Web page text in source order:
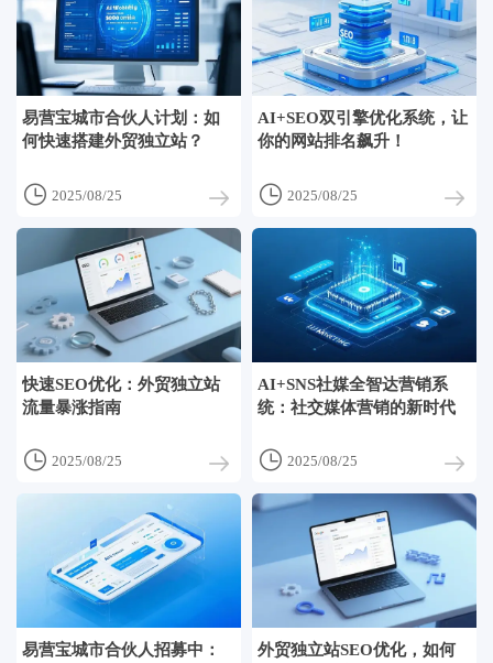
易营宝城市合伙人计划：如
何快速搭建外贸独立站？
 2025/08/25
AI+SEO双引擎优化系统，让
你的网站排名飙升！
 2025/08/25
快速SEO优化：外贸独立站
流量暴涨指南
 2025/08/25
AI+SNS社媒全智达营销系
统：社交媒体营销的新时代
 2025/08/25
易营宝城市合伙人招募中：
外贸独立站SEO优化，如何